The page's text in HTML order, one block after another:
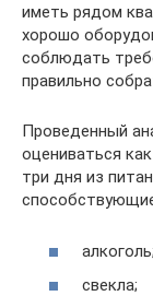
иметь рядом
хорошо
соблюдать
правильно
Проведенный
оцениваться
три дня из
алкоголь;
свекла;